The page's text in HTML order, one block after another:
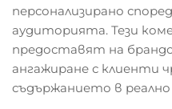
персонализирано
аудиторията. Тези
предоставят на
ангажиране с клиенти
съдържанието в